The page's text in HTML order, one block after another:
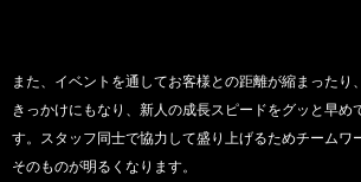
また、イベントを通してお客様との距離が縮まったり
きっかけにもなり、新人の成長スピードをグッと早め
す。スタッフ同士で協力して盛り上げるためチームワ
そのものが明るくなります。